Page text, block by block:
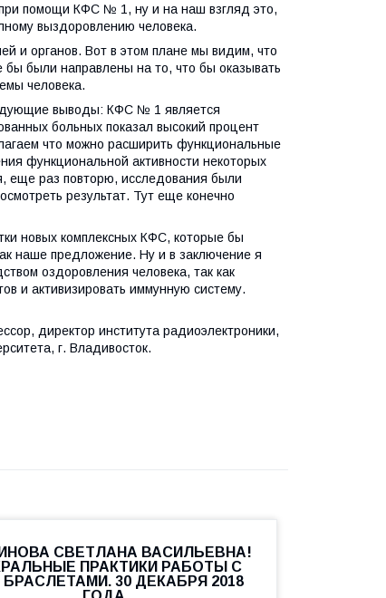
помощи КФС № 1, ну и на наш взгляд это,
выздоровлению человека.
и органов. Вот в этом плане мы видим, что
были направлены на то, что бы оказывать
человека.
выводы: КФС № 1 является
больных показал высокий процент
что можно расширить функциональные
функциональной активности некоторых
еще раз повторю, исследования были
результат. Тут еще конечно
новых комплексных КФС, которые бы
наше предложение. Ну и в заключение я
оздоровления человека, так как
и активизировать иммунную систему.
директор института радиоэлектроники,
г. Владивосток.
СВЕТЛАНА ВАСИЛЬЕВНА!
ПРАКТИКИ РАБОТЫ С
БРАСЛЕТАМИ. 30 ДЕКАБРЯ 2018